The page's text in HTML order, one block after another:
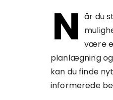
N år du
være
planlægning og
kan du finde
informerede